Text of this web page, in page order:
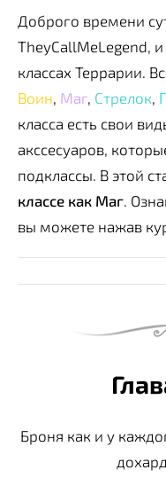
Доброго времени
TheyCallMeLegend,
классах Террарии.
Воин Маг Стрелок
класса есть свои
акссесуаров,
подклассы. В этой
классе как Маг .
вы можете нажав
Броня как и у